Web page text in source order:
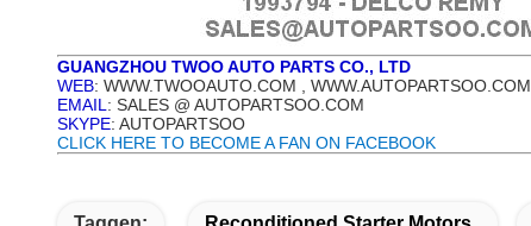
GUANGZHOU TWOO AUTO PARTS CO., LTD
WEB: WWW.TWOOAUTO.COM , WWW.AUTOPARTSOO.COM
EMAIL : SALES @ AUTOPARTSOO.COM
SKYPE: AUTOPARTSOO
CLICK HERE TO BECOME A FAN ON FACEBOOK